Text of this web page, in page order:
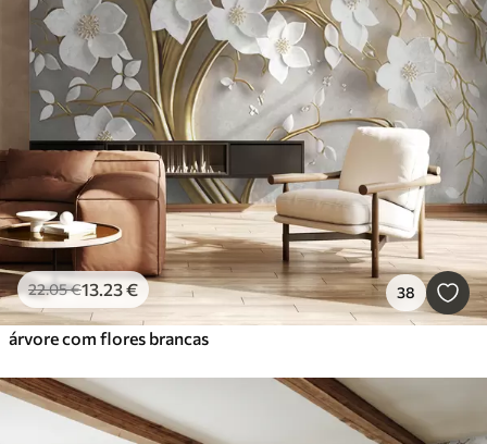
22.05€13.23€ 38
árvore com flores brancas